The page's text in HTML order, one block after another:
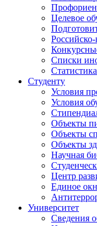
Целевое
Списки
Студенту
Условия
Условия
Объекты
Объекты
Объекты
Научная
Центр
Единое
Университет
Сведения